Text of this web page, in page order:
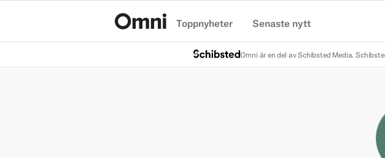
Toppnyheter Senaste nytt
Omni är en del av Schibsted Media.